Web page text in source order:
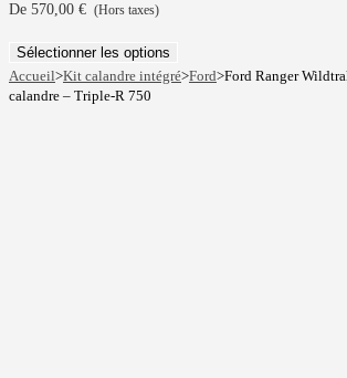
De 570,00 € (Hors taxes)
Sélectionner les options
Accueil>Kit calandre intégré>Ford>Ford Ranger
calandre – Triple-R 750